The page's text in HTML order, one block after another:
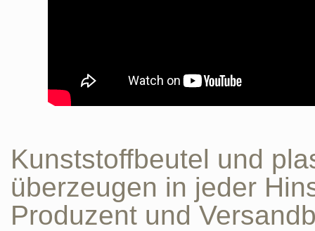
Kunststoffbeutel und
überzeugen in jeder
Produzent und